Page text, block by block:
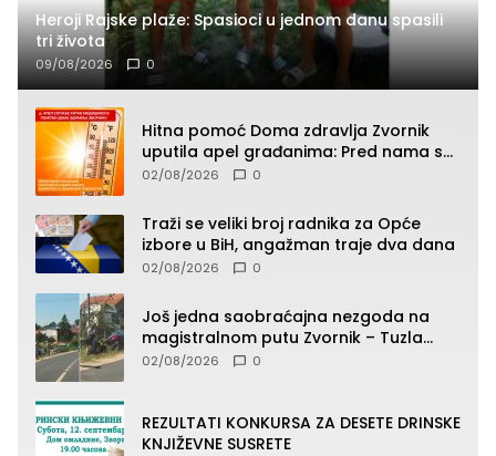
Heroji Rajske plaže: Spasioci u jednom danu spasili
tri života
09/08/2026 0
Hitna pomoć Doma zdravlja Zvornik
uputila apel građanima: Pred nama su
temperature do 40°C, oprez zbog
02/08/2026 0
Traži se veliki broj radnika za Opće
izbore u BiH, angažman traje dva dana
02/08/2026 0
Još jedna saobraćajna nezgoda na
magistralnom putu Zvornik – Tuzla
(FOTO)
02/08/2026 0
REZULTATI KONKURSA ZA DESETE DRINSKE
KNJIŽEVNE SUSRETE